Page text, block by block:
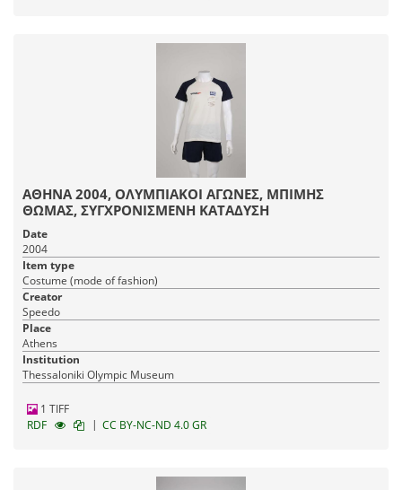
ΑΘΗΝΑ 2004, ΟΛΥΜΠΙΑΚΟΙ ΑΓΩΝΕΣ, ΜΠΙΜΗΣ
ΘΩΜΑΣ, ΣΥΓΧΡΟΝΙΣΜΕΝΗ ΚΑΤΑΔΥΣΗ
Date
2004
Item type
Costume (mode of fashion)
Creator
Speedo
Place
Athens
Institution
Thessaloniki Olympic Museum
1 TIFF
RDF
| CC BY-NC-ND 4.0 GR